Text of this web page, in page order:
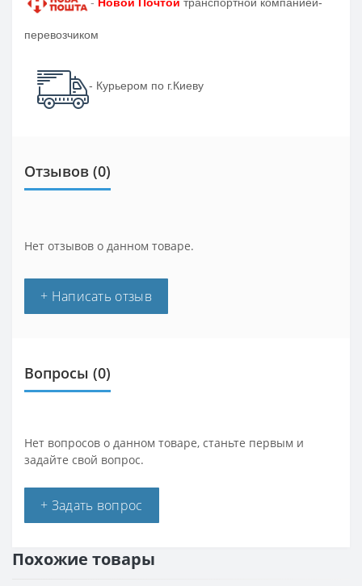
перевозчиком
- Курьером по г.Киеву
Отзывов (0)
Нет отзывов о данном товаре.
+ Написать отзыв
Вопросы (0)
Нет вопросов о данном товаре, станьте первым и
задайте свой вопрос.
+ Задать вопрос
Похожие товары